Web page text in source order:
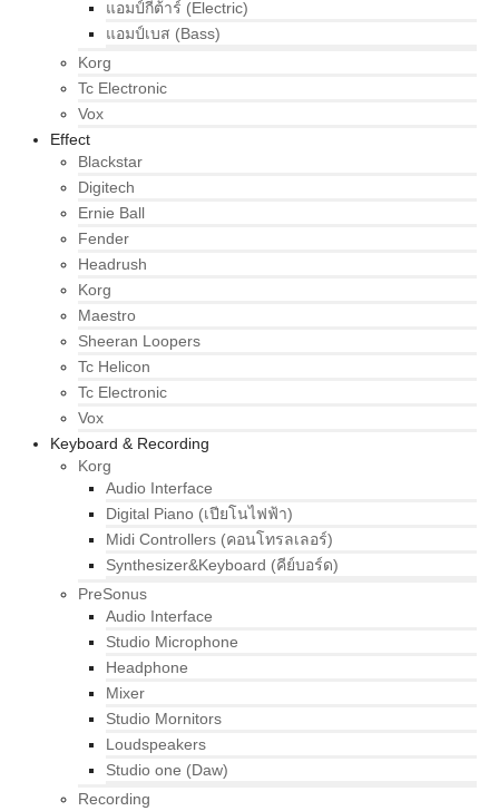
แอมป์กีต้าร์ (Electric)
แอมป์เบส (Bass)
Korg
Tc Electronic
Vox
Effect
Blackstar
Digitech
Ernie Ball
Fender
Headrush
Korg
Maestro
Sheeran Loopers
Tc Helicon
Tc Electronic
Vox
Keyboard & Recording
Korg
Audio Interface
Digital Piano (เปียโนไฟฟ้า)
Midi Controllers (คอนโทรลเลอร์)
Synthesizer&Keyboard (คีย์บอร์ด)
PreSonus
Audio Interface
Studio Microphone
Headphone
Mixer
Studio Mornitors
Loudspeakers
Studio one (Daw)
Recording